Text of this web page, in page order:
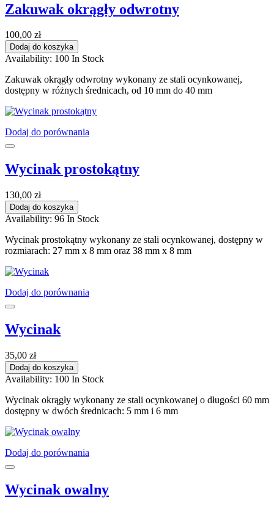
Zakuwak okrągły odwrotny
100,00 zł
Dodaj do koszyka
Availability: 100 In Stock
Zakuwak okrągły odwrotny wykonany ze stali ocynkowanej,
dostępny w różnych średnicach, od 10 mm do 40 mm
Dodaj do porównania
Wycinak prostokątny
130,00 zł
Dodaj do koszyka
Availability: 96 In Stock
Wycinak prostokątny wykonany ze stali ocynkowanej, dostępny w
rozmiarach: 27 mm x 8 mm oraz 38 mm x 8 mm
Dodaj do porównania
Wycinak
35,00 zł
Dodaj do koszyka
Availability: 100 In Stock
Wycinak okrągły wykonany ze stali ocynkowanej o długości 60 mm
dostępny w dwóch średnicach: 5 mm i 6 mm
Dodaj do porównania
Wycinak owalny